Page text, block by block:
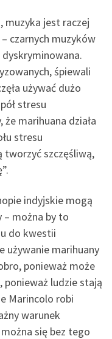
muzyka jest raczej
czarnych muzyków
śpiewali
używać dużo
stresu
marihuana działa
stresu
tworzyć szczęśliwą,
indyjskie mogą
– można by to
do kwestii
używanie marihuany
ponieważ może
ponieważ ludzie stają
Marincolo robi
warunek
się bez tego